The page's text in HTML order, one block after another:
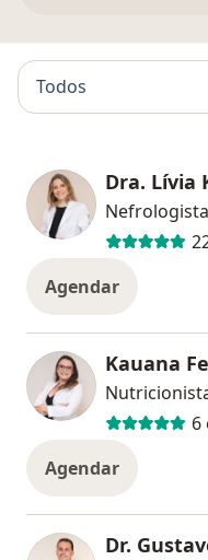
Todos
Dra. Lívia
Nefrologista
Agendar
Kauana
6
Agendar
Dr.